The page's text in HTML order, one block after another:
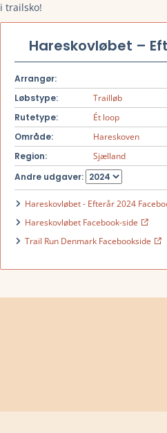
i trailsko!
Hareskovløbet –
Arrangør:
Løbstype:
Trailløb
Rutetype:
Ét loop
Område:
Hareskoven
Region:
Sjælland
Andre udgaver:
Hareskovløbet - Efterår 2024
Hareskovløbet Facebook-side
Trail Run Denmark Facebookside